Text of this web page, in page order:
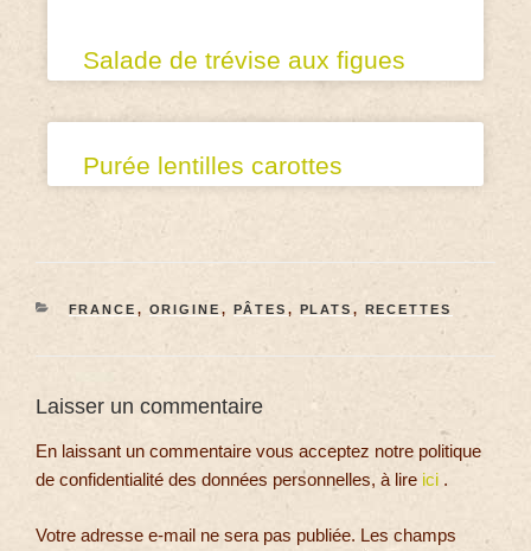
Salade de trévise aux figues
Purée lentilles carottes
FRANCE , ORIGINE , PÂTES , PLATS , RECETTES
Laisser un commentaire
En laissant un commentaire vous acceptez notre politique
de confidentialité des données personnelles, à lire ici .
Votre adresse e-mail ne sera pas publiée. Les champs